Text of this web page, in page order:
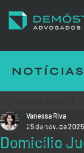
Advogados
Post
Todos os posts
Direito Empresarial
Domicílio
Vanessa Riva
25 de nov. de 2025
NOTÍCIAS